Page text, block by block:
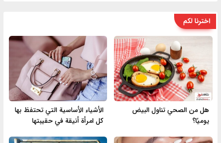
اخترنا لكم
هل من الصحي تناول البيض
يوميًا؟
الأشياء الأساسية التي تحتفظ بها
كل امرأة أنيقة في حقيبتها